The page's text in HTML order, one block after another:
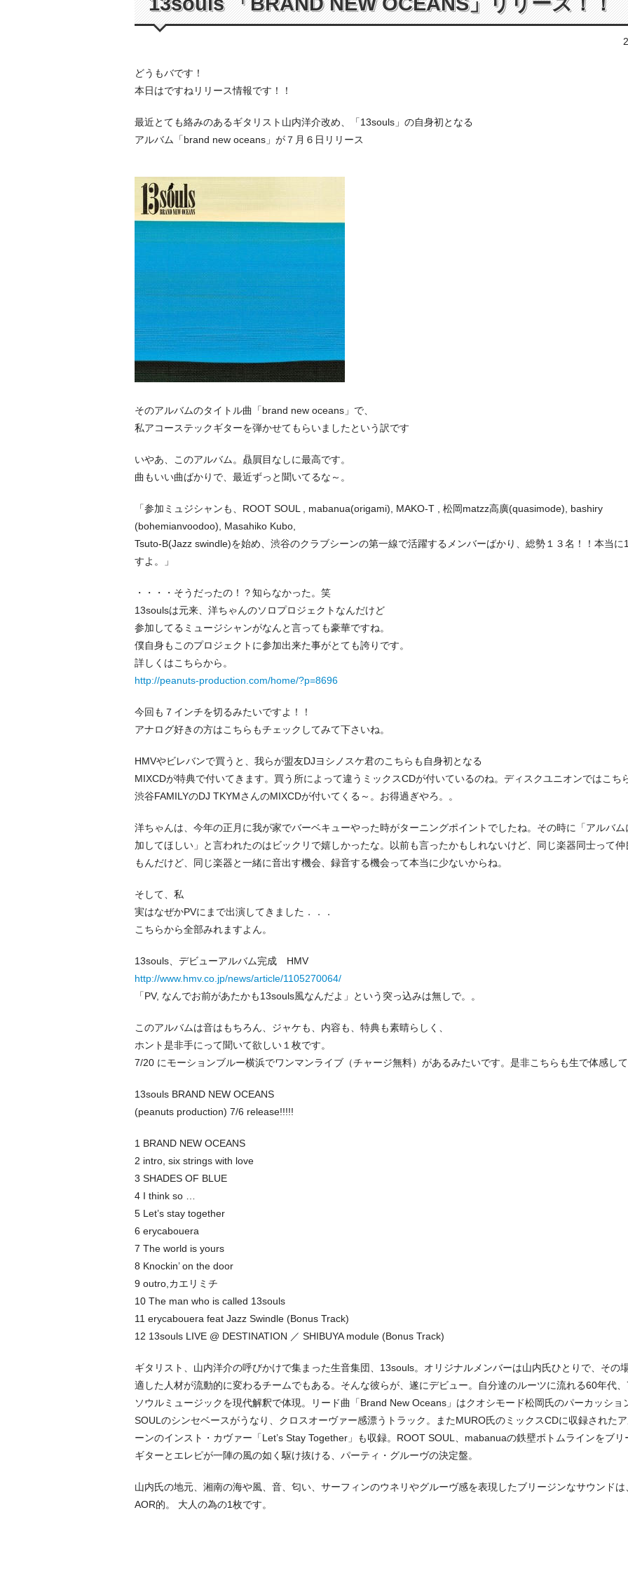
どうもバです！
本日はですねリリース情報です！！
最近とても絡みのあるギタリスト山内洋介改め、「13souls」の自身初となる
アルバム「brand new oceans」が７月６日リリース
そのアルバムのタイトル曲「brand new oceans」で、
私アコーステックギターを弾かせてもらいましたという訳です
いやあ、このアルバム。贔屓目なしに最高です。
曲もいい曲ばかりで、最近ずっと聞いてるな～。
「参加ミュジシャンも、ROOT SOUL , mabanua(origami), MAKO-T , 松岡matzz高廣(quasimode), bashiry
(bohemianvoodoo), Masahiko Kubo,
Tsuto-B(Jazz swindle)を始め、渋谷のクラブシーンの第一線で活躍するメンバーばかり、総勢１３名！！本当に
すよ。」
・・・・そうだったの！？知らなかった。笑
13soulsは元来、洋ちゃんのソロプロジェクトなんだけど
参加してるミュージシャンがなんと言っても豪華ですね。
僕自身もこのプロジェクトに参加出来た事がとても誇りです。
詳しくはこちらから。
http://peanuts-production.com/home/?p=8696
今回も７インチを切るみたいですよ！！
アナログ好きの方はこちらもチェックしてみて下さいね。
HMVやビレバンで買うと、我らが盟友DJヨシノスケ君のこちらも自身初となる
MIXCDが特典で付いてきます。買う所によって違うミックスCDが付いているのね。ディスクユニオンではこち
渋谷FAMILYのDJ TKYMさんのMIXCDが付いてくる～。お得過ぎやろ。。
洋ちゃんは、今年の正月に我が家でバーベキューやった時がターニングポイントでしたね。その時に「アルバム
加してほしい」と言われたのはビックリで嬉しかったな。以前も言ったかもしれないけど、同じ楽器同士って仲
もんだけど、同じ楽器と一緒に音出す機会、録音する機会って本当に少ないからね。
そして、私
実はなぜかPVにまで出演してきました．．．
こちらから全部みれますよん。
13souls、デビューアルバム完成 HMV
http://www.hmv.co.jp/news/article/1105270064/
「PV, なんでお前があたかも13souls風なんだよ」という突っ込みは無しで。。
このアルバムは音はもちろん、ジャケも、内容も、特典も素晴らしく、
ホント是非手にって聞いて欲しい１枚です。
7/20 にモーションブルー横浜でワンマンライブ（チャージ無料）があるみたいです。是非こちらも生で体感して
13souls BRAND NEW OCEANS
(peanuts production) 7/6 release!!!!!
1 BRAND NEW OCEANS
2 intro, six strings with love
3 SHADES OF BLUE
4 I think so …
5 Let’s stay together
6 erycabouera
7 The world is yours
8 Knockin’ on the door
9 outro,カエリミチ
10 The man who is called 13souls
11 erycabouera feat Jazz Swindle (Bonus Track)
12 13souls LIVE @ DESTINATION ／ SHIBUYA module (Bonus Track)
ギタリスト、山内洋介の呼びかけで集まった生音集団、13souls。オリジナルメンバーは山内氏ひとりで、その
適した人材が流動的に変わるチームでもある。そんな彼らが、遂にデビュー。自分達のルーツに流れる60年代
ソウルミュージックを現代解釈で体現。リード曲「Brand New Oceans」はクオシモード松岡氏のパーカッショ
SOULのシンセベースがうなり、クロスオーヴァー感漂うトラック。またMURO氏のミックスCDに収録されたア
ーンのインスト・カヴァー「Let’s Stay Together」も収録。ROOT SOUL、mabanuaの鉄壁ボトムラインをブリ
ギターとエレピが一陣の風の如く駆け抜ける、パーティ・グルーヴの決定盤。
山内氏の地元、湘南の海や風、音、匂い、サーフィンのウネリやグルーヴ感を表現したブリージンなサウンドは
AOR的。 大人の為の1枚です。